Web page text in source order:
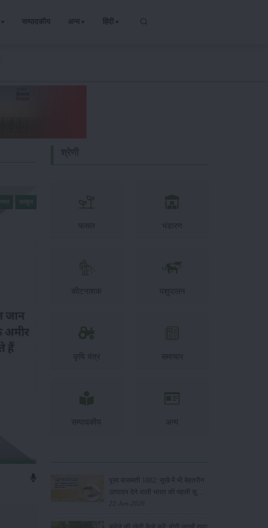
सम्पादकीय अन्य हिंदी
फसल भंडारण
कीटनाशक पशुपालन
कृषि यंत्र समाचार
सम्पादकीय अन्य
पूसा बासमती 1882: सूखे में भी बेहतरीन
उत्पादन देने वाली भारत की पहली सूखा-
सहिष्णु बासमती किस्म
22-Jun-2026